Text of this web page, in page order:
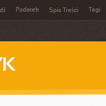
Podatek Spis Treści Tagi